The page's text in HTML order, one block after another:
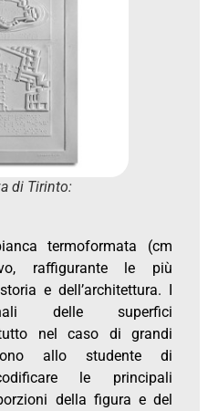
di Tirinto:
termoformata (cm
raffigurante le più
e dell’architettura. I
delle superfici
nel caso di grandi
allo studente di
le principali
della figura e del